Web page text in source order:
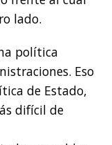
lado.
política
Eso
de Estado,
difícil de